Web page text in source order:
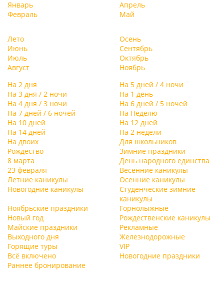
Январь
Февраль
Апрель
Май
Лето
Июнь
Июль
Август
Осень
Сентябрь
Октябрь
Ноябрь
На 2 дня
На 5 дней / 4 ночи
На 3 дня / 2 ночи
На 1 день
На 4 дня / 3 ночи
На 6 дней / 5 ночей
На 7 дней / 6 ночей
На Неделю
На 10 дней
На 12 дней
На 14 дней
На 2 недели
На двоих
Для школьников
Рождество
Зимние праздники
8 марта
День народного единства
23 февраля
Весенние каникулы
Летние каникулы
Осенние каникулы
Новогодние каникулы
Студенческие зимние
каникулы
Ноябрьские праздники
Горнолыжные
Новый год
Рождественские каникулы
Майские праздники
Рекламные
Выходного дня
Железнодорожные
Горящие туры
VIP
Всё включено
Новогодние праздники
Раннее бронирование